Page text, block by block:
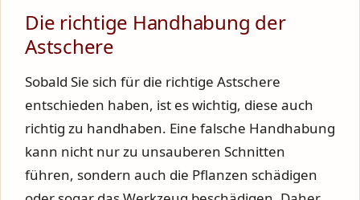
Die richtige Handhabung der
Astschere
Sobald Sie sich für die richtige Astschere
entschieden haben, ist es wichtig, diese auch
richtig zu handhaben. Eine falsche Handhabung
kann nicht nur zu unsauberen Schnitten
führen, sondern auch die Pflanzen schädigen